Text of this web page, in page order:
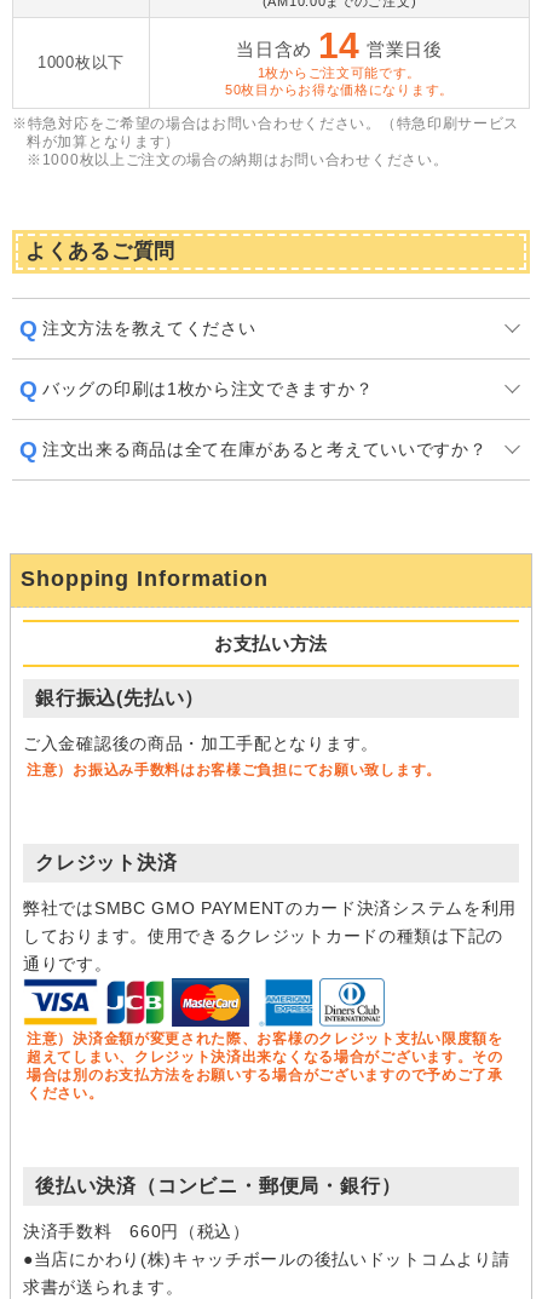
1000枚以下
当日含め 14 営業日後
1枚からご注文可能です。
50枚目からお得な価格になります。
※特急対応をご希望の場合はお問い合わせください。（特急印刷サービス
料が加算となります）
​※1000枚以上ご注文の場合の納期はお問い合わせください。
よくあるご質問
注文方法を教えてください
バッグの印刷は1枚から注文できますか？
注文出来る商品は全て在庫があると考えていいですか？
Shopping Information
お支払い方法
銀行振込(先払い）
ご入金確認後の商品・加工手配となります。
注意）お振込み手数料はお客様ご負担にてお願い致します。
クレジット決済
弊社ではSMBC GMO PAYMENTのカード決済システムを利用
しております。使用できるクレジットカードの種類は下記の
通りです。
注意）決済金額が変更された際、お客様のクレジット支払い限度額を
超えてしまい、クレジット決済出来なくなる場合がございます。その
場合は別のお支払方法をお願いする場合がございますので予めご了承
ください。
後払い決済（コンビニ・郵便局・銀行）
決済手数料 660円（税込）
●当店にかわり(株)キャッチボールの後払いドットコムより請
求書が送られます。